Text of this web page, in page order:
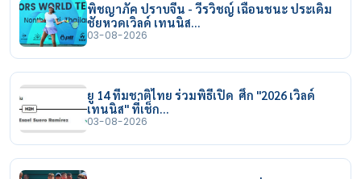
พิชญาภัค ปราบจีน - วีรวิชญ์ เฉือนชนะ ประเดิม
ชัยหวดเวิลด์ เทนนิส…
03-08-2026
ยู 14 ทีมชาติไทย ร่วมพิธีเปิด ศึก "2026 เวิลด์
เทนนิส" ที่เช็ก…
03-08-2026